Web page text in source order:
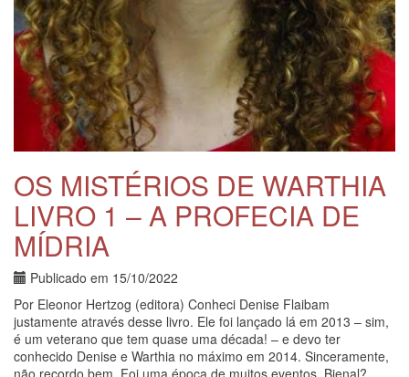
OS MISTÉRIOS DE WARTHIA
LIVRO 1 – A PROFECIA DE
MÍDRIA
Publicado em 15/10/2022
Por Eleonor Hertzog (editora) Conheci Denise Flaibam
justamente através desse livro. Ele foi lançado lá em 2013 – sim,
é um veterano que tem quase uma década! – e devo ter
conhecido Denise e Warthia no máximo em 2014. Sinceramente,
não recordo bem. Foi uma época de muitos eventos. Bienal?